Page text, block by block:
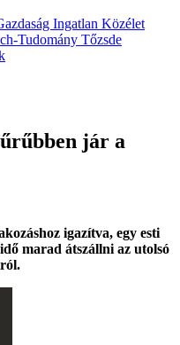
Ingatlan Közélet
Tudomány Tőzsde
jár a
igazítva, egy esti
marad átszállni az utolsó